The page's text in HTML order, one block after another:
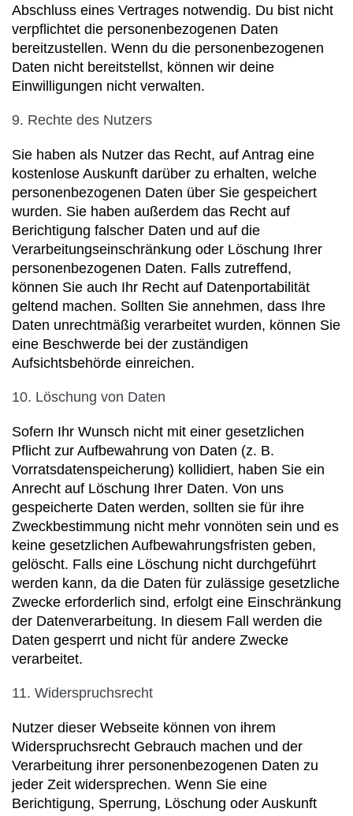
Abschluss eines Vertrages notwendig. Du bist nicht
verpflichtet die personenbezogenen Daten
bereitzustellen. Wenn du die personenbezogenen
Daten nicht bereitstellst, können wir deine
Einwilligungen nicht verwalten.
9. Rechte des Nutzers
Sie haben als Nutzer das Recht, auf Antrag eine
kostenlose Auskunft darüber zu erhalten, welche
personenbezogenen Daten über Sie gespeichert
wurden. Sie haben außerdem das Recht auf
Berichtigung falscher Daten und auf die
Verarbeitungseinschränkung oder Löschung Ihrer
personenbezogenen Daten. Falls zutreffend,
können Sie auch Ihr Recht auf Datenportabilität
geltend machen. Sollten Sie annehmen, dass Ihre
Daten unrechtmäßig verarbeitet wurden, können Sie
eine Beschwerde bei der zuständigen
Aufsichtsbehörde einreichen.
10. Löschung von Daten
Sofern Ihr Wunsch nicht mit einer gesetzlichen
Pflicht zur Aufbewahrung von Daten (z. B.
Vorratsdatenspeicherung) kollidiert, haben Sie ein
Anrecht auf Löschung Ihrer Daten. Von uns
gespeicherte Daten werden, sollten sie für ihre
Zweckbestimmung nicht mehr vonnöten sein und es
keine gesetzlichen Aufbewahrungsfristen geben,
gelöscht. Falls eine Löschung nicht durchgeführt
werden kann, da die Daten für zulässige gesetzliche
Zwecke erforderlich sind, erfolgt eine Einschränkung
der Datenverarbeitung. In diesem Fall werden die
Daten gesperrt und nicht für andere Zwecke
verarbeitet.
11. Widerspruchsrecht
Nutzer dieser Webseite können von ihrem
Widerspruchsrecht Gebrauch machen und der
Verarbeitung ihrer personenbezogenen Daten zu
jeder Zeit widersprechen. Wenn Sie eine
Berichtigung, Sperrung, Löschung oder Auskunft